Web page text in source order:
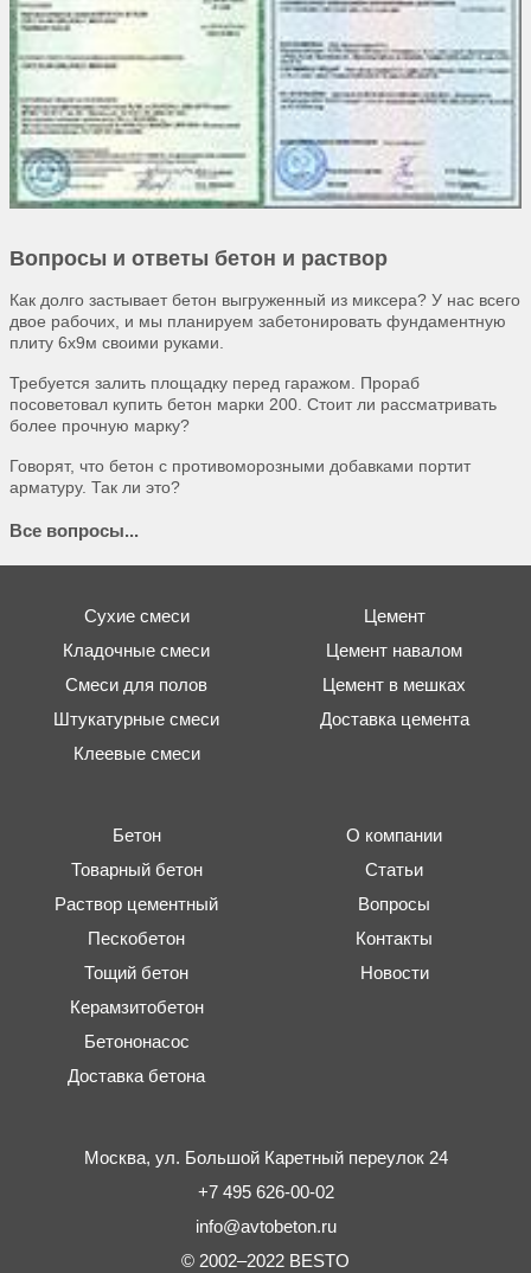
Вопросы и ответы бетон и раствор
Как долго застывает бетон выгруженный из миксера? У нас всего
двое рабочих, и мы планируем забетонировать фундаментную
плиту 6х9м своими руками.
Требуется залить площадку перед гаражом. Прораб
посоветовал купить бетон марки 200. Стоит ли рассматривать
более прочную марку?
Говорят, что бетон с противоморозными добавками портит
арматуру. Так ли это?
Все вопросы...
Сухие смеси
Кладочные смеси
Смеси для полов
Штукатурные смеси
Клеевые смеси
Цемент
Цемент навалом
Цемент в мешках
Доставка цемента
Бетон
Товарный бетон
Раствор цементный
Пескобетон
Тощий бетон
Керамзитобетон
Бетононасос
Доставка бетона
О компании
Статьи
Вопросы
Контакты
Новости
Москва, ул. Большой Каретный переулок 24
+7 495 626-00-02
info@avtobeton.ru
© 2002–2022 BESTO